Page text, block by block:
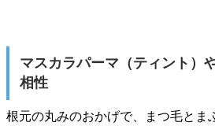
マスカラパーマ（ティント）
相性
根元の丸みのおかげで、まつ毛とま